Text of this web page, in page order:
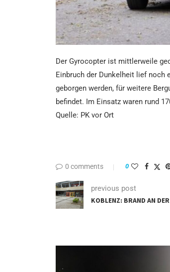
Der Gyrocopter ist mittlerweile
Einbruch der Dunkelheit lief
geborgen werden, für weitere
befindet. Im Einsatz waren rund
Quelle: PK vor Ort
KOBLENZ: BRAND AN